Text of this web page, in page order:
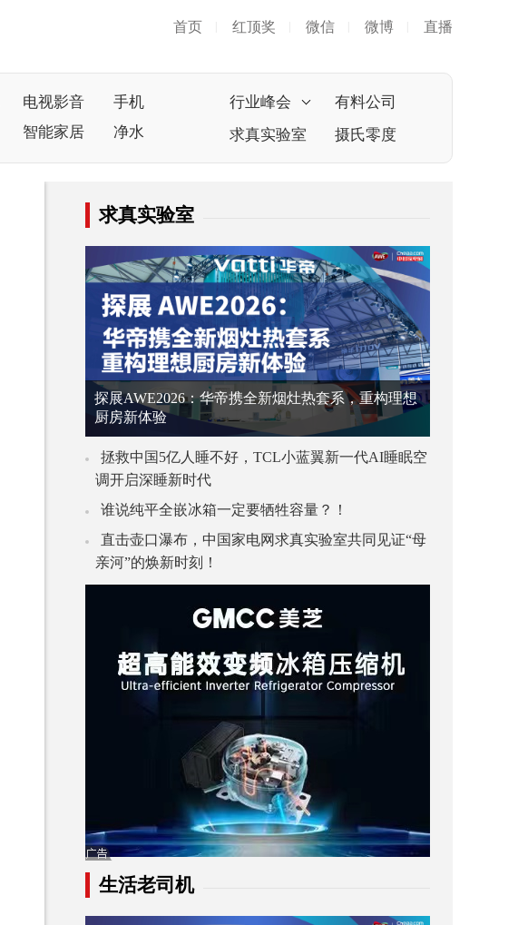
首页 红顶奖 微信 微博 直播
电视影音
手机
智能家居 净水
行业峰会
有料公司
求真实验室
摄氏零度
求真实验室
探展AWE2026：华帝携全新烟灶热套系，重构理想
厨房新体验
拯救中国5亿人睡不好，TCL小蓝翼新一代AI睡眠空
调开启深睡新时代
谁说纯平全嵌冰箱一定要牺牲容量？！
直击壶口瀑布，中国家电网求真实验室共同见证“母
亲河”的焕新时刻！
生活老司机